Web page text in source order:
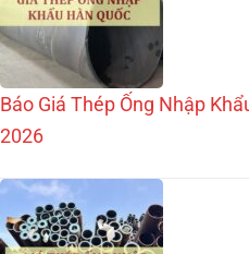
Báo Giá Thép Ống Nhập
2026